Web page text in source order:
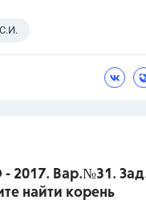
- 2017. Вар.№31.
найти корень